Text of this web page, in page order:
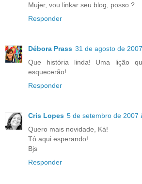
Mujer, vou linkar seu blog, posso ?
Responder
Débora Prass 31 de agosto de
Que história linda! Uma lição
esquecerão!
Responder
Cris Lopes 5 de setembro de 2007
Quero mais novidade, Ká!
Tô aqui esperando!
Bjs
Responder